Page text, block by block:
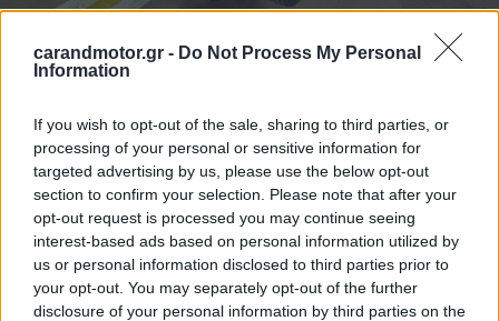
carandmotor.gr - Do Not Process My Personal
Information
If you wish to opt-out of the sale, sharing to third parties, or
processing of your personal or sensitive information for
targeted advertising by us, please use the below opt-out
section to confirm your selection. Please note that after your
opt-out request is processed you may continue seeing
interest-based ads based on personal information utilized by
us or personal information disclosed to third parties prior to
your opt-out. You may separately opt-out of the further
disclosure of your personal information by third parties on the